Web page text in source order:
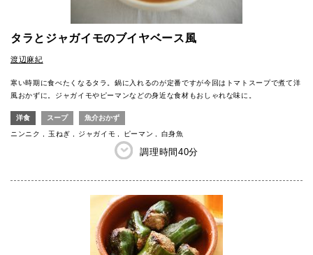
タラとジャガイモのブイヤベース風
渡辺麻紀
寒い時期に食べたくなるタラ。鍋に入れるのが定番ですが今回はトマトスープで煮て洋
風おかずに。ジャガイモやピーマンなどの身近な食材もおしゃれな味に。
洋食 スープ 魚介おかず
ニンニク 玉ねぎ ジャガイモ ピーマン 白身魚
調理時間40分